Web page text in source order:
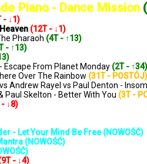
Piano - Dance Mission
- ↓1)
(12T - ↓1)
Pharaoh (4T - ↑13)
- ↑13)
Escape From Planet Monday (2T - ↑34)
Over The Rainbow (31T - POSTÓJ)
Andrew Rayel vs Paul Denton -
Paul Skelton - Better With You (3T -
- ↓8)
- Let Your Mind Be Free (NOWOŚĆ)
(NOWOŚĆ)
- ↓4)